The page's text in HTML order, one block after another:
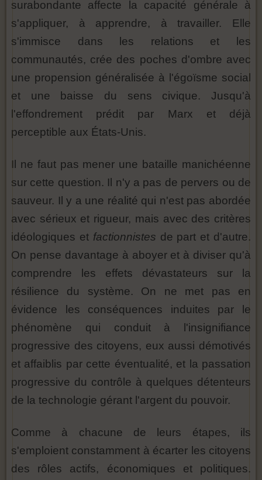
surabondante affecte la capacité générale à
s'appliquer, à apprendre, à travailler. Elle
s'immisce dans les relations et les
communautés, crée des poches d'ombre avec
une propension généralisée à l'égoïsme social
et une baisse du sens civique. Jusqu'à
l'effondrement prédit par Marx et déjà
perceptible aux États-Unis.
Il ne faut pas mener une bataille manichéenne
sur cette question. Il n'y a pas de pervers ou de
sauveur. Il y a une réalité qui n'est pas abordée
avec sérieux et rigueur, mais avec des critères
idéologiques et factionnistes de part et d'autre.
On pense davantage à aboyer et à diviser qu'à
comprendre les effets dévastateurs sur la
résilience du système. On ne met pas en
évidence les conséquences induites par le
phénomène qui conduit à l'insignifiance
progressive des citoyens, eux aussi démotivés
et affaiblis par cette éventualité, et la passation
progressive du contrôle à quelques détenteurs
de la technologie gérant l'argent du pouvoir.
Comme à chacune de leurs étapes, ils
s'emploient constamment à écarter les citoyens
des rôles actifs, économiques et politiques.